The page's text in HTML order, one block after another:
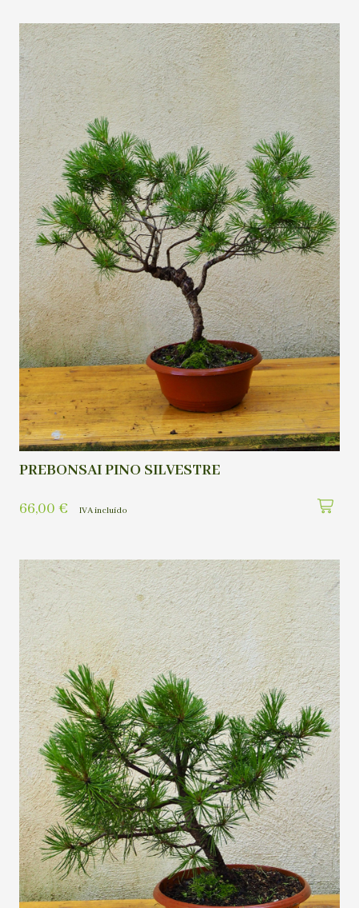
PREBONSAI PINO SILVESTRE
66,00 € IVA incluído